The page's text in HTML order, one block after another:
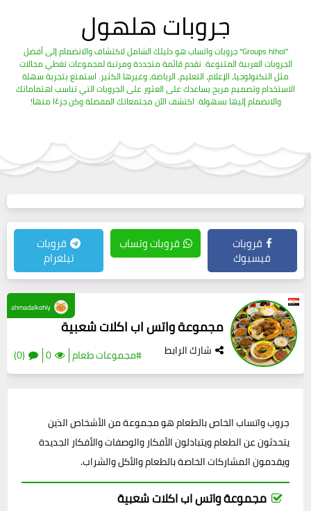
جروبات هلهول
"Groups hlhol" جروبات واتساب هو دليلك الشامل لاكتشاف والانضمام إلى أفضل
الجروبات العربية المتنوعة. نقدم قائمة متجددة ومرتبة لمجموعات تغطي مجالات
مثل التكنولوجيا، الإعلام، التعليم، الرياضة، وغيرها الكثير. استمتع بتجربة سهلة
الاستخدام وتصميم مريح يساعدك على العثور على الجروبات التي تناسب اهتماماتك
والانضمام إليها بسهولة. اكتشف الآن مجتمعاتك المفضلة وكن جزءًا منها!
قروبات
فيسبوك
قروبات وتساب قروبات
تيلغرام
مجموعة واتس اب اكلات شعبية
شارك الرابط #مجموعات طعام 0
(0)
ahmadalkohly
جروب واتساب الخاص بالطعام هو مجموعة من الأشخاص الذين
يتحدثون عن الطعام ويتبادلون الأفكار والوصفات والأفكار الجديدة
ويقدمون المشاركات الخاصة بالطعام والأكل والشراب.
مجموعة واتس اب اكلات شعبية